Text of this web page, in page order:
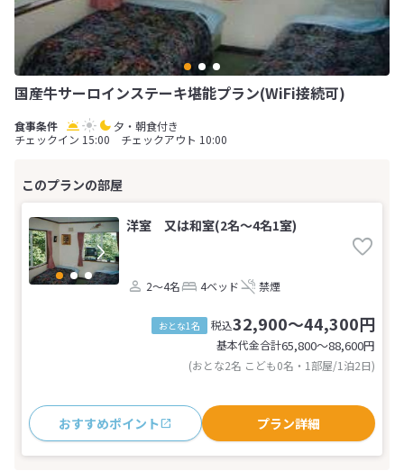
国産牛サーロインステーキ堪能プラン(WiFi接続可)
夕・朝食付き
チェックイン 15:00 チェックアウト 10:00
洋室 又は和室(2名～4名1室)
2～4名 4ベッド 禁煙
おとな1名 税込32,900～44,300円
基本代金合計65,800〜88,600円
(おとな2名 こども0名・1部屋/1泊2日)
おすすめポイント プラン詳細